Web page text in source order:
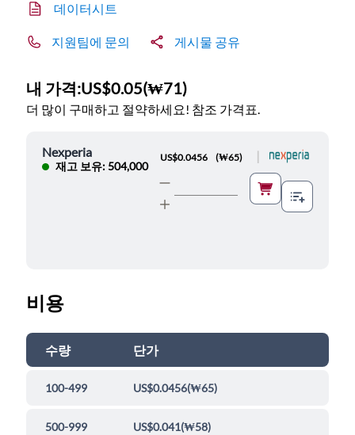
데이터시트
지원팀에 문의 게시물 공유
내 가격:US$0.05(₩71)
더 많이 구매하고 절약하세요! 참조 가격표.
Nexperia
재고 보유: 504,000
US$0.0456 (₩65)
비용
수량 단가
100-499 US$0.0456(₩65)
500-999 US$0.041(₩58)